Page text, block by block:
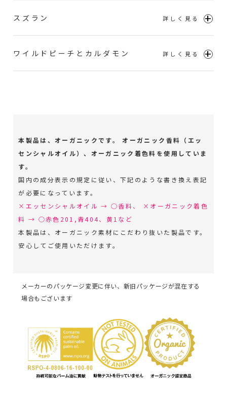
スズラン
ワイルドピーチとカルダモン
本製品は、オーガニックです。 オーガニック香料（エッ
センシャルオイル）、オーガニック着色料を使用していま
す。
国内の成分表示の規定に従い、下記のような書き換え表記
が必要になっています。
×エッセンシャルオイル → ○香料、 ×オーガニック着色
料 → ○赤色201,青404、黄1など
本製品は、オーガニック素材にこだわり抜いた製品です。
安心してご使用いただけます。
メーカーのパッケージ変更に伴い、新旧パッケージが混在する
場合もございます